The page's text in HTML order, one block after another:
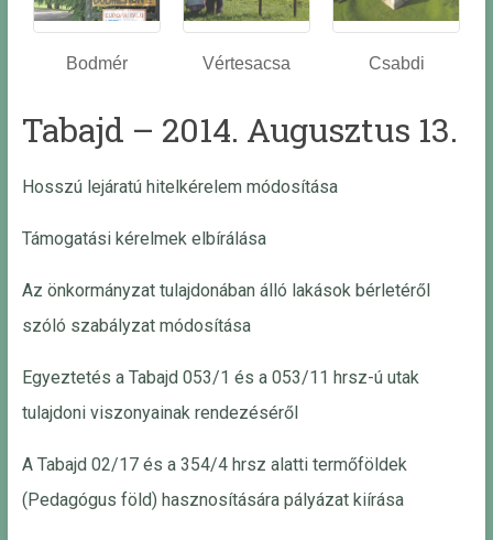
Bodmér Vértesacsa Csabdi
Tabajd – 2014. Augusztus 13.
Hosszú lejáratú hitelkérelem módosítása
Támogatási kérelmek elbírálása
Az önkormányzat tulajdonában álló lakások bérletéről
szóló szabályzat módosítása
Egyeztetés a Tabajd 053/1 és a 053/11 hrsz-ú utak
tulajdoni viszonyainak rendezéséről
A Tabajd 02/17 és a 354/4 hrsz alatti termőföldek
(Pedagógus föld) hasznosítására pályázat kiírása